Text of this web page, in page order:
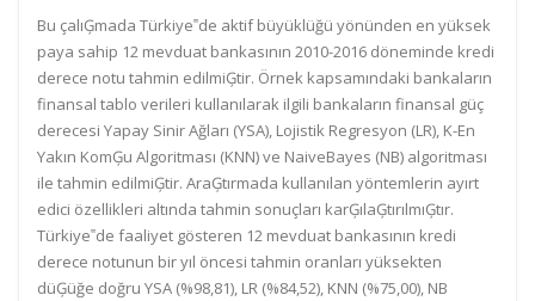
Bu çalıĢmada Türkiye‟de aktif büyüklüğü yönünden en yüksek
paya sahip 12 mevduat bankasının 2010-2016 döneminde kredi
derece notu tahmin edilmiĢtir. Örnek kapsamındaki bankaların
finansal tablo verileri kullanılarak ilgili bankaların finansal güç
derecesi Yapay Sinir Ağları (YSA), Lojistik Regresyon (LR), K-En
Yakın KomĢu Algoritması (KNN) ve NaiveBayes (NB) algoritması
ile tahmin edilmiĢtir. AraĢtırmada kullanılan yöntemlerin ayırt
edici özellikleri altında tahmin sonuçları karĢılaĢtırılmıĢtır.
Türkiye‟de faaliyet gösteren 12 mevduat bankasının kredi
derece notunun bir yıl öncesi tahmin oranları yüksekten
düĢüğe doğru YSA (%98,81), LR (%84,52), KNN (%75,00), NB